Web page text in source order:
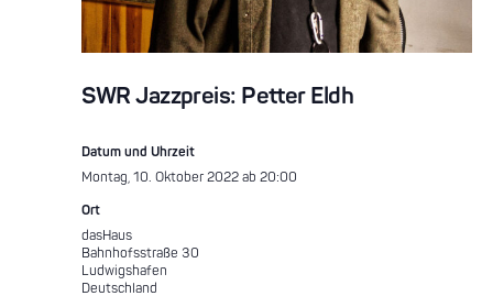
SWR Jazzpreis: Petter Eldh
Datum und Uhrzeit
Montag, 10. Oktober 2022 ab 20:00
Ort
dasHaus
Bahnhofsstraße 30
Ludwigshafen
Deutschland